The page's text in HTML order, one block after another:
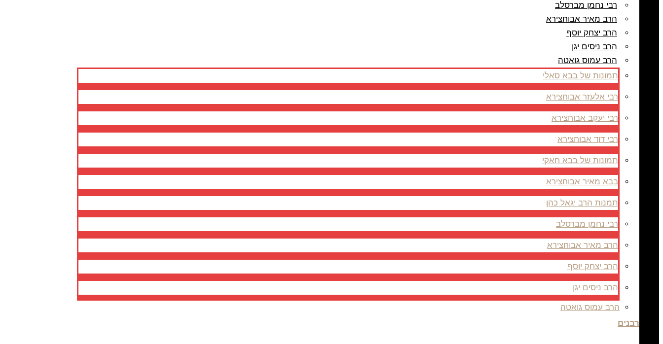
רבי נחמן מברסלב
הרב מאיר אבוחצירא
הרב יצחק יוסף
הרב ניסים יגן
הרב עמוס גואטה
תמונות של בבא סאלי
רבי אלעזר אבוחצירא
רבי יעקב אבוחצירא
רבי דוד אבוחצירא
תמונות של בבא חאקי
בבא מאיר אבוחצירא
תמנות הרב יגאל כהן
רבי נחמן מברסלב
הרב מאיר אבוחצירא
הרב יצחק יוסף
הרב ניסים יגן
הרב עמוס גואטה
רבנים